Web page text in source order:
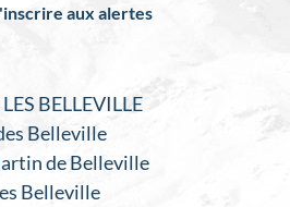
aux alertes
BELLEVILLE
Belleville
de Belleville
Belleville